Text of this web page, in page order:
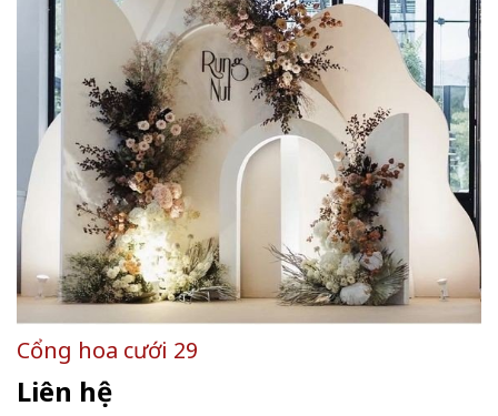
Cổng hoa cưới 29
Liên hệ